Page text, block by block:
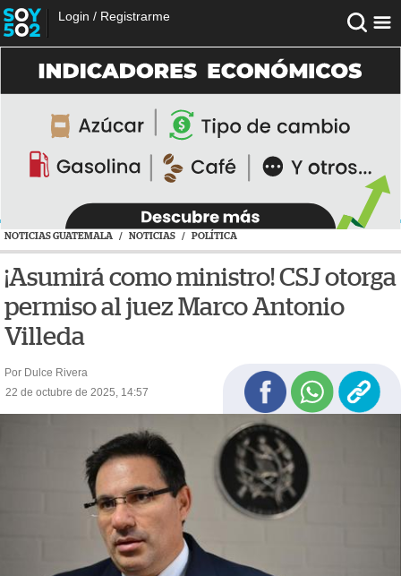
Login / Registrarme
NOTICIAS GUATEMALA / NOTICIAS / POLÍTICA
¡Asumirá como ministro! CSJ otorga
permiso al juez Marco Antonio
Villeda
Por Dulce Rivera
22 de octubre de 2025, 14:57